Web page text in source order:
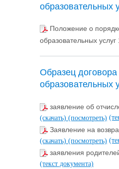
образовательных
Положение о
образовательных услуг
Образец
образовательных
заявление об
(скачать) (посмотреть)
Заявление на
(скачать) (посмотреть)
заявления
(текст документа)